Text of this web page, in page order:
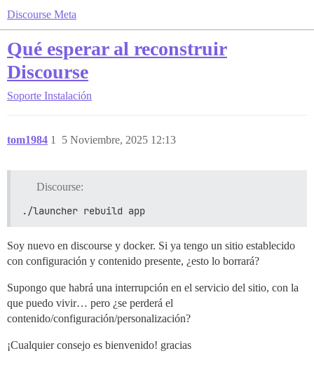
Discourse Meta
Qué esperar al reconstruir
Discourse
Soporte Instalación
tom1984 5 Noviembre, 2025 12:13
1
Discourse:
./launcher rebuild app
Soy nuevo en discourse y docker. Si ya tengo un sitio establecido
con configuración y contenido presente, ¿esto lo borrará?
Supongo que habrá una interrupción en el servicio del sitio, con la
que puedo vivir… pero ¿se perderá el
contenido/configuración/personalización?
¡Cualquier consejo es bienvenido! gracias